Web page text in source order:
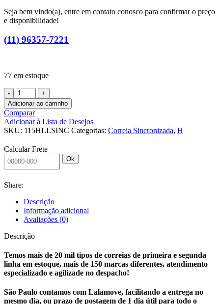
Seja bem vindo(a), entre em contato conosco para confirmar o preço
e disponibilidade!
(11) 96357-7221
77 em estoque
Adicionar ao carrinho
Comparar
Adicionar à Lista de Desejos
SKU: 115HLLSINC Categorias: Correia Sincronizada, H
Calcular Frete
Ok
Share:
Descrição
Informação adicional
Avaliações (0)
Descrição
Temos mais de 20 mil tipos de correias de primeira e segunda
linha em estoque, mais de 150 marcas diferentes, atendimento
especializado e agilizade no despacho!
São Paulo contamos com Lalamove, facilitando a entrega no
mesmo dia, ou prazo de postagem de 1 dia útil para todo o